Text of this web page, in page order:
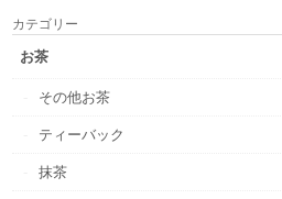
カテゴリー
お茶
その他お茶
ティーバック
抹茶